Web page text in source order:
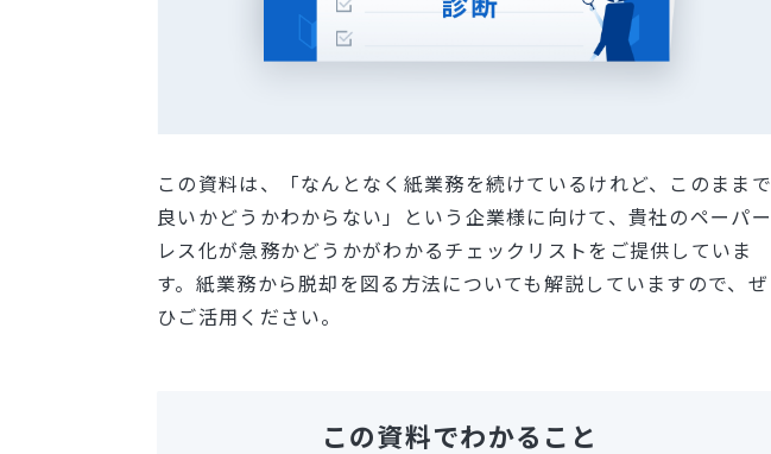
この資料は、「なんとなく紙業務を続けているけれど、このままで
良いかどうかわからない」という企業様に向けて、貴社のペーパー
レス化が急務かどうかがわかるチェックリストをご提供していま
す。紙業務から脱却を図る方法についても解説していますので、ぜ
ひご活用ください。
この資料でわかること